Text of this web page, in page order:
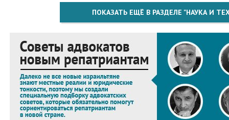
ПОКАЗАТЬ ЕЩЁ В РАЗДЕЛЕ "НАУКА И